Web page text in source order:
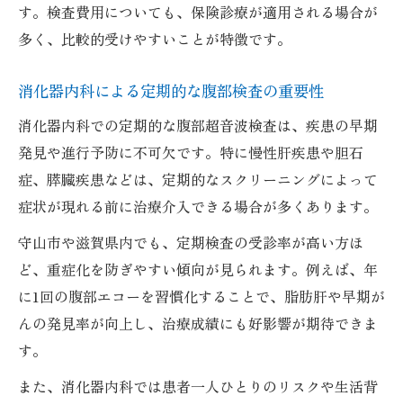
す。検査費用についても、保険診療が適用される場合が
多く、比較的受けやすいことが特徴です。
消化器内科による定期的な腹部検査の重要性
消化器内科での定期的な腹部超音波検査は、疾患の早期
発見や進行予防に不可欠です。特に慢性肝疾患や胆石
症、膵臓疾患などは、定期的なスクリーニングによって
症状が現れる前に治療介入できる場合が多くあります。
守山市や滋賀県内でも、定期検査の受診率が高い方ほ
ど、重症化を防ぎやすい傾向が見られます。例えば、年
に1回の腹部エコーを習慣化することで、脂肪肝や早期が
んの発見率が向上し、治療成績にも好影響が期待できま
す。
また、消化器内科では患者一人ひとりのリスクや生活背